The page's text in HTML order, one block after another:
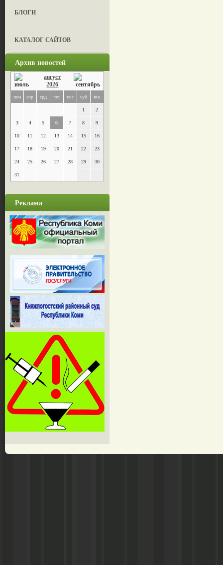
БЛОГИ
КАТАЛОГ САЙТОВ
Архив новостей
август
2026
пон втр срд чет пят суб вск
1 2
3 4 5 6 7 8 9
10 11 12 13 14 15 16
17 18 19 20 21 22 23
24 25 26 27 28 29 30
31
Реклама